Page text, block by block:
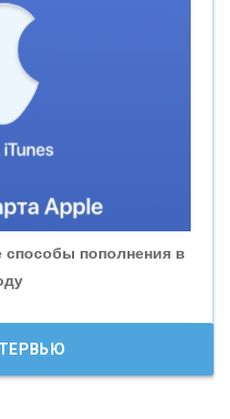
БАНК»
способы пополнения в